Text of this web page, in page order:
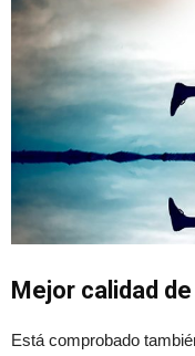
Mejor calidad
Está comprobado